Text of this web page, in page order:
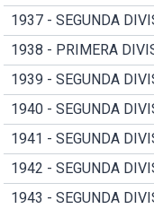
1937 - SEGUNDA
1938 - PRIMERA
1939 - SEGUNDA
1940 - SEGUNDA
1941 - SEGUNDA
1942 - SEGUNDA
1943 - SEGUNDA